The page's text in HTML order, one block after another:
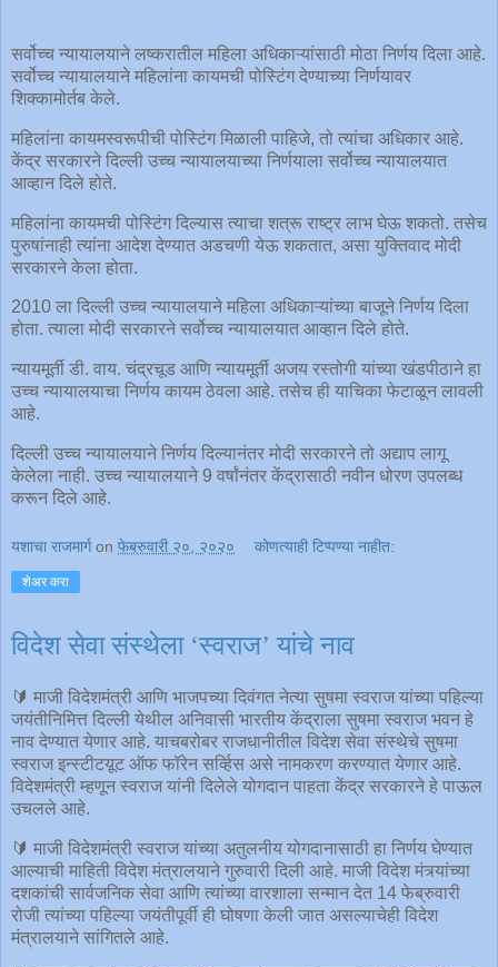
सर्वोच्च न्यायालयाने लष्करातील महिला अधिकाऱ्यांसाठी मोठा निर्णय दिला आहे.
सर्वोच्च न्यायालयाने महिलांना कायमची पोस्टिंग देण्याच्या निर्णयावर
शिक्कामोर्तब केले.
महिलांना कायमस्वरूपीची पोस्टिंग मिळाली पाहिजे, तो त्यांचा अधिकार आहे.
केंद्र सरकारने दिल्ली उच्च न्यायालयाच्या निर्णयाला सर्वोच्च न्यायालयात
आव्हान दिले होते.
महिलांना कायमची पोस्टिंग दिल्यास त्याचा शत्रू राष्ट्र लाभ घेऊ शकतो. तसेच
पुरुषांनाही त्यांना आदेश देण्यात अडचणी येऊ शकतात, असा युक्तिवाद मोदी
सरकारने केला होता.
2010 ला दिल्ली उच्च न्यायालयाने महिला अधिकाऱ्यांच्या बाजूने निर्णय दिला
होता. त्याला मोदी सरकारने सर्वोच्च न्यायालयात आव्हान दिले होते.
न्यायमूर्ती डी. वाय. चंद्रचूड आणि न्यायमूर्ती अजय रस्तोगी यांच्या खंडपीठाने हा
उच्च न्यायालयाचा निर्णय कायम ठेवला आहे. तसेच ही याचिका फेटाळून लावली
आहे.
दिल्ली उच्च न्यायालयाने निर्णय दिल्यानंतर मोदी सरकारने तो अद्याप लागू
केलेला नाही. उच्च न्यायालयाने 9 वर्षांनंतर केंद्रासाठी नवीन धोरण उपलब्ध
करून दिले आहे.
यशाचा राजमार्ग on फेब्रुवारी २०, २०२० कोणत्याही टिप्पण्‍या नाहीत:
शेअर करा
विदेश सेवा संस्थेला ‘स्वराज’ यांचे नाव
🔰 माजी विदेशमंत्री आणि भाजपच्या दिवंगत नेत्या सुषमा स्वराज यांच्या पहिल्या
जयंतीनिमित्त दिल्ली येथील अनिवासी भारतीय केंद्राला सुषमा स्वराज भवन हे
नाव देण्यात येणार आहे. याचबरोबर राजधानीतील विदेश सेवा संस्थेचे सुषमा
स्वराज इन्स्टीटय़ूट ऑफ फॉरेन सर्व्हिस असे नामकरण करण्यात येणार आहे.
विदेशमंत्री म्हणून स्वराज यांनी दिलेले योगदान पाहता केंद्र सरकारने हे पाऊल
उचलले आहे.
🔰 माजी विदेशमंत्री स्वराज यांच्या अतुलनीय योगदानासाठी हा निर्णय घेण्यात
आल्याची माहिती विदेश मंत्रालयाने गुरुवारी दिली आहे. माजी विदेश मंत्र्यांच्या
दशकांची सार्वजनिक सेवा आणि त्यांच्या वारशाला सन्मान देत 14 फेब्रुवारी
रोजी त्यांच्या पहिल्या जयंतीपूर्वी ही घोषणा केली जात असल्याचेही विदेश
मंत्रालयाने सांगितले आहे.